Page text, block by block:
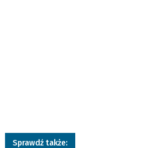
Sprawdź także: